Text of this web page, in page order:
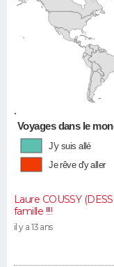
•
Voyages dans le
J'y suis allé
Je rêve d'y aller
Laure COUSSY
famille !!!!
il y a 13 ans